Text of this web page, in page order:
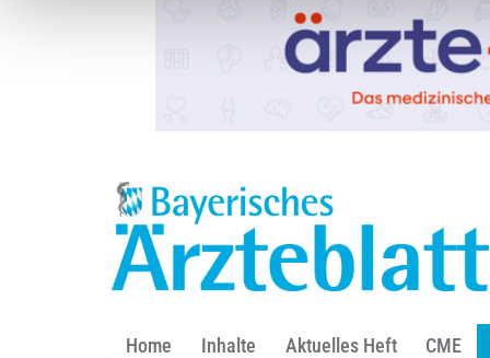
Home Inhalte Aktuelles Heft CME